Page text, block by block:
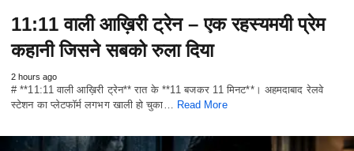
11:11 वाली आख़िरी ट्रेन – एक रहस्यमयी प्रेम
कहानी जिसने सबको रुला दिया
2 hours ago
# **11:11 वाली आख़िरी ट्रेन** रात के **11 बजकर 11 मिनट**। अहमदाबाद रेलवे
स्टेशन का प्लेटफॉर्म लगभग खाली हो चुका… Read More